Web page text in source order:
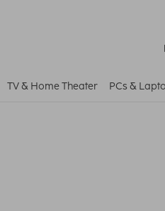
TV & Home Theater PCs &